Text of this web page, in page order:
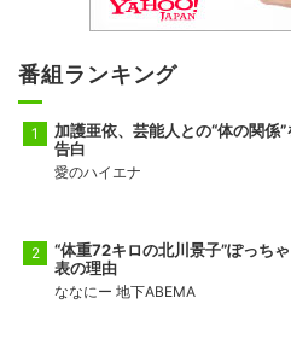
番組ランキング
加護亜依、芸能人との“体の関係”
告白
愛のハイエナ
“体重72キロの北川景子”ぽっち
表の理由
ななにー 地下ABEMA